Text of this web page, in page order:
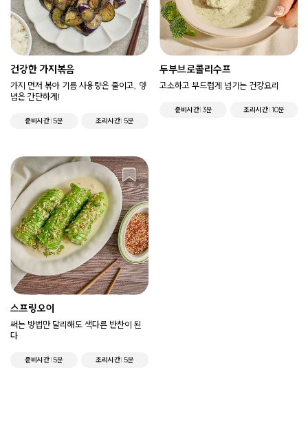
건강한 가지볶음
가지 먼저 볶아 기름 사용량은 줄이고, 양
념은 간단하게!
준비시간 5분 조리시간 5분
두부브로콜리수프
고소하고 부드럽게 넘기는 건강요리
준비시간 3분 조리시간 10분
스프링오이
써는 방법만 달리해도 색다른 반찬이 된
다
준비시간 5분 조리시간 5분